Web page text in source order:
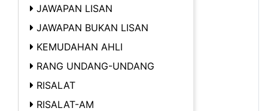
JAWAPAN LISAN
JAWAPAN BUKAN LISAN
KEMUDAHAN AHLI
RANG UNDANG-UNDANG
RISALAT
RISALAT-AM